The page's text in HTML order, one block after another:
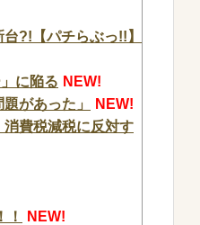
?!【パチらぶっ!!】
に陥る NEW!
があった」
NEW!
消費税減税に反対す
！
NEW!